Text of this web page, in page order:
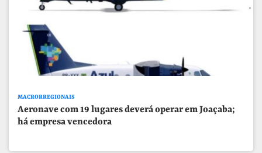
MACRORREGIONAIS
Aeronave com 19 lugares deverá operar em Joaçaba;
há empresa vencedora